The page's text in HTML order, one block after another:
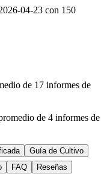
04-23 con 150
de 17 informes de
de 4 informes de
Guía de Cultivo
FAQ Reseñas